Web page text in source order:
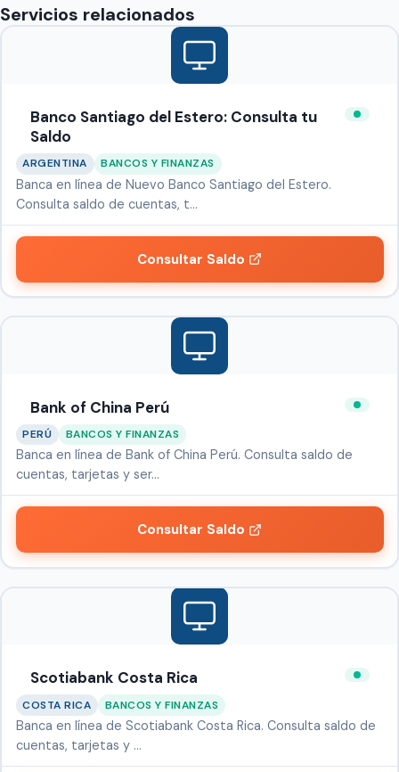
Servicios relacionados
Banco Santiago del Estero: Consulta tu
Saldo
ARGENTINA BANCOS Y FINANZAS
Banca en línea de Nuevo Banco Santiago del Estero.
Consulta saldo de cuentas, t…
Consultar Saldo
Bank of China Perú
PERÚ BANCOS Y FINANZAS
Banca en línea de Bank of China Perú. Consulta saldo de
cuentas, tarjetas y ser…
Consultar Saldo
Scotiabank Costa Rica
COSTA RICA BANCOS Y FINANZAS
Banca en línea de Scotiabank Costa Rica. Consulta saldo de
cuentas, tarjetas y …